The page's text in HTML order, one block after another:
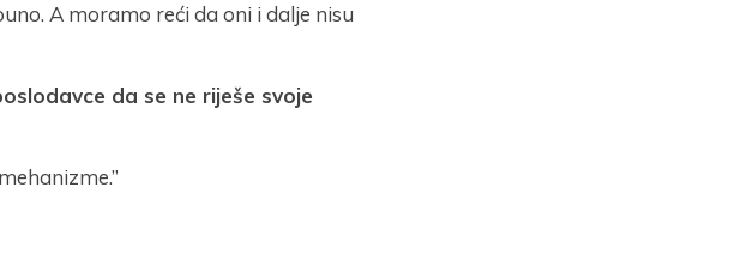
A moramo reći da oni i dalje nisu
da se ne riješe svoje